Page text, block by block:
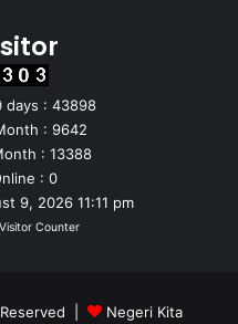
days : 43898
: 9642
: 13388
: 0
9, 2026 11:11 pm
Counter
| Negeri Kita